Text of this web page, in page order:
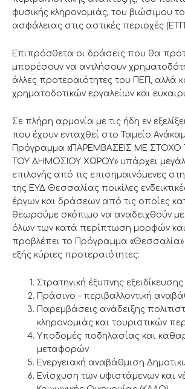
φυσικής κληρονομιάς, του βιώσιμου
ασφάλειας στις αστικές περιοχές
Επιπρόσθετα οι δράσεις που θα
μπορέσουν να αντλήσουν
άλλες προτεραιότητες του ΠΕΠ, αλλά
χρηματοδοτικών εργαλείων και
Σε πλήρη αρμονία με τις ήδη εν
που έχουν ενταχθεί στο Ταμείο
Πρόγραμμα «ΠΑΡΕΜΒΑΣΕΙΣ ΜΕ ΣΤΟΧΟ
ΤΟΥ ΔΗΜΟΣΙΟΥ ΧΩΡΟΥ» υπάρχει
επιλογής από τις επισημαινόμενες
της ΕΥΔ Θεσσαλίας ποικίλες
έργων και δράσεων από τις οποίες
θεωρούμε σκόπιμο να αναδειχθούν
όλων των κατά περίπτωση μορφών
προβλέπει το Πρόγραμμα «Θεσσαλία»
εξής κύριες προτεραιότητες:
Στρατηγική έξυπνης εξειδίκευσης
Πράσινο – περιβαλλοντική
Παρεμβάσεις ανάδειξης
κληρονομιάς και τουριστικών
Υποδομές ποδηλασίας και
μεταφορών
Ενεργειακή αναβάθμιση
Ενίσχυση των υφιστάμενων και